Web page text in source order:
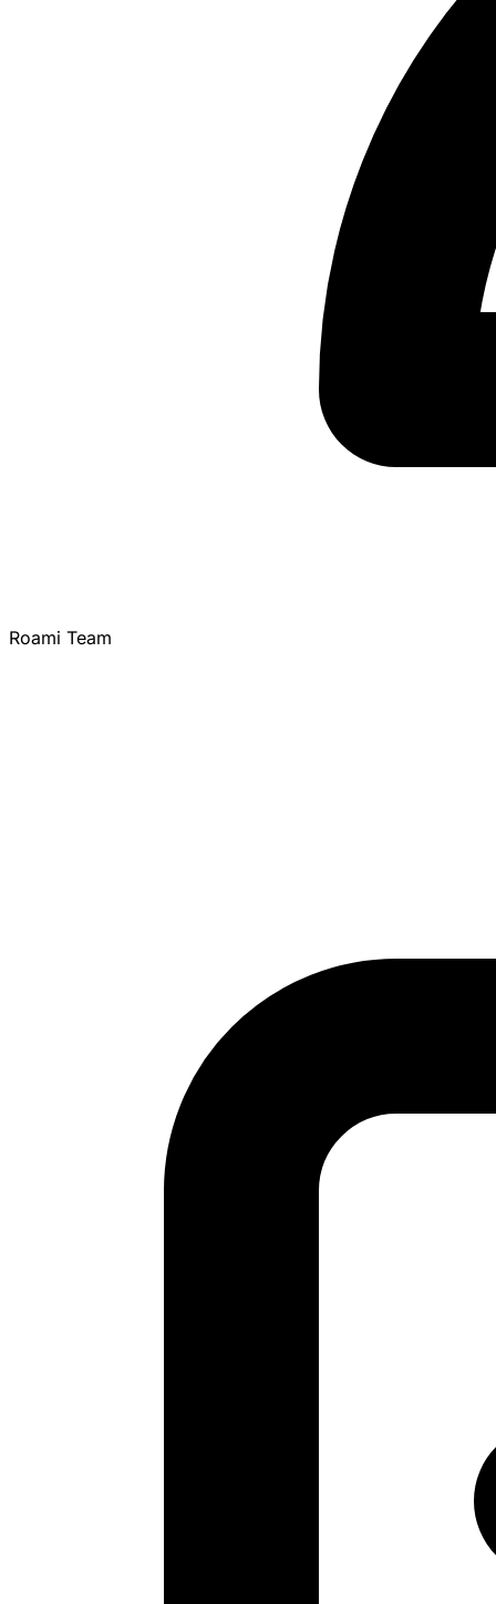
Roami Team